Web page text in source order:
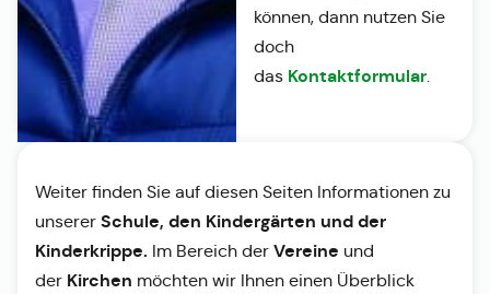
können, dann nutzen Sie
doch
das Kontaktformular.
Weiter finden Sie auf diesen Seiten Informationen zu
unserer Schule, den Kindergärten und der
Kinderkrippe. Im Bereich der Vereine und
der Kirchen möchten wir Ihnen einen Überblick